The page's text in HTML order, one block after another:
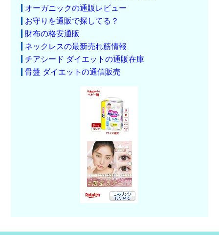
オーガニックの通販レビュー
お守りを通販で探してる？
財布の格安通販
ネックレスの最新売れ筋情報
チアシード ダイエットの通販在庫
骨盤 ダイエットの通信販売